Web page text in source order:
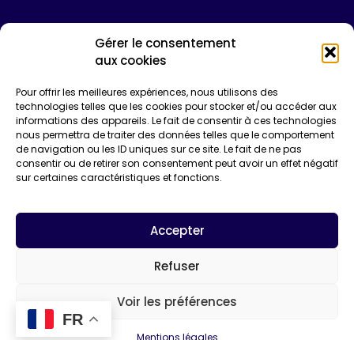
Gérer le consentement
aux cookies
Pour offrir les meilleures expériences, nous utilisons des
technologies telles que les cookies pour stocker et/ou accéder aux
informations des appareils. Le fait de consentir à ces technologies
nous permettra de traiter des données telles que le comportement
de navigation ou les ID uniques sur ce site. Le fait de ne pas
consentir ou de retirer son consentement peut avoir un effet négatif
sur certaines caractéristiques et fonctions.
Accepter
Refuser
Voir les préférences
Mentions légales
Plateforme
Formations
Enquêtes de certification
Communication
Entreprise*
Email*
FR